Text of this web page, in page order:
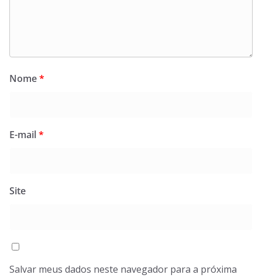
Nome*
E-mail*
Site
Salvar meus dados neste navegador para a próxima